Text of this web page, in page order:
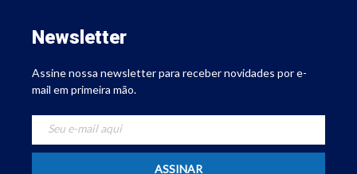
Newsletter
Assine nossa newsletter para receber novidades por e-
mail em primeira mão.